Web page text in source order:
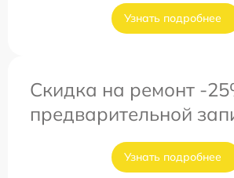
Узнать подробнее
Скидка на ремонт -
предварительной
Узнать подробнее